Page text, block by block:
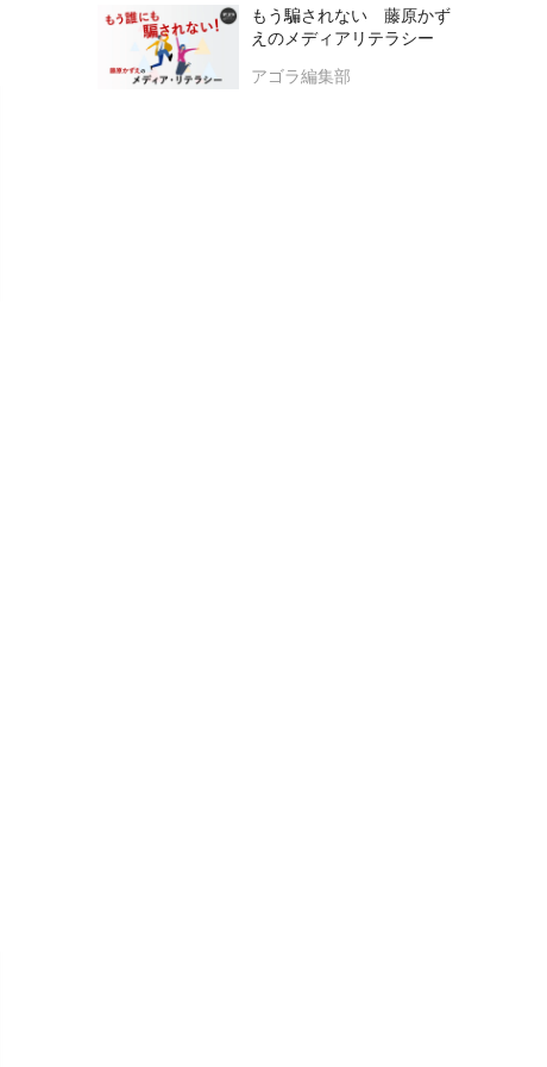
もう騙されない 藤原かず
えのメディアリテラシー
アゴラ編集部